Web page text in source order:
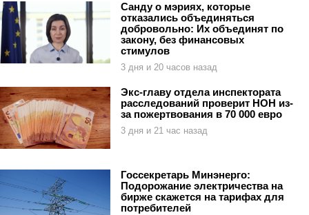
Санду о мэриях, которые
отказались объединяться
добровольно: Их объединят по
закону, без финансовых
стимулов
3 дня и 20 часов назад
Экс-главу отдела инспектората
расследований проверит НОН из-
за пожертвования в 70 000 евро
3 дня и 21 час назад
Госсекретарь Минэнерго:
Подорожание электричества на
бирже скажется на тарифах для
потребителей